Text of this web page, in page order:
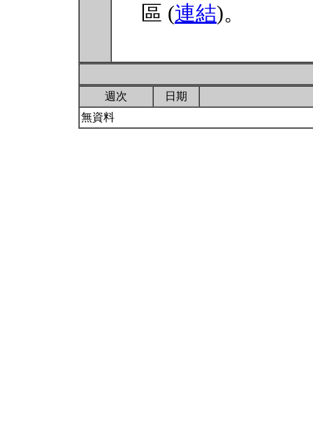
區 (連結)。
週次
日期
無資料